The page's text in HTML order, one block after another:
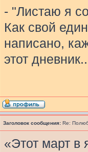
- "Листаю я
Как свой
написано,
этот
Заголовок сообщения: Re:
«Этот март в